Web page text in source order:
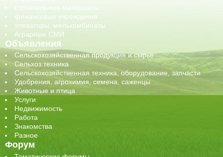
строительные материалы
финансовые учреждения
элеваторы, мелькомбинаты
Аграрные СМИ
Объявления
Сельскохозяйственная продукция и сырье
Сельхоз техника
Сельскохозяйственная техника, оборудование, запчасти
Удобрения, агрохимия, семена, саженцы
Животные и птица
Услуги
Недвижимость
Работа
Знакомства
Разное
Форум